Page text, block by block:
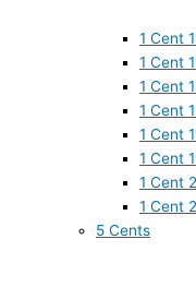
1 Cent
1 Cent
1 Cent
1 Cent
1 Cent
1 Cent
1 Cent
1 Cent
5 Cents